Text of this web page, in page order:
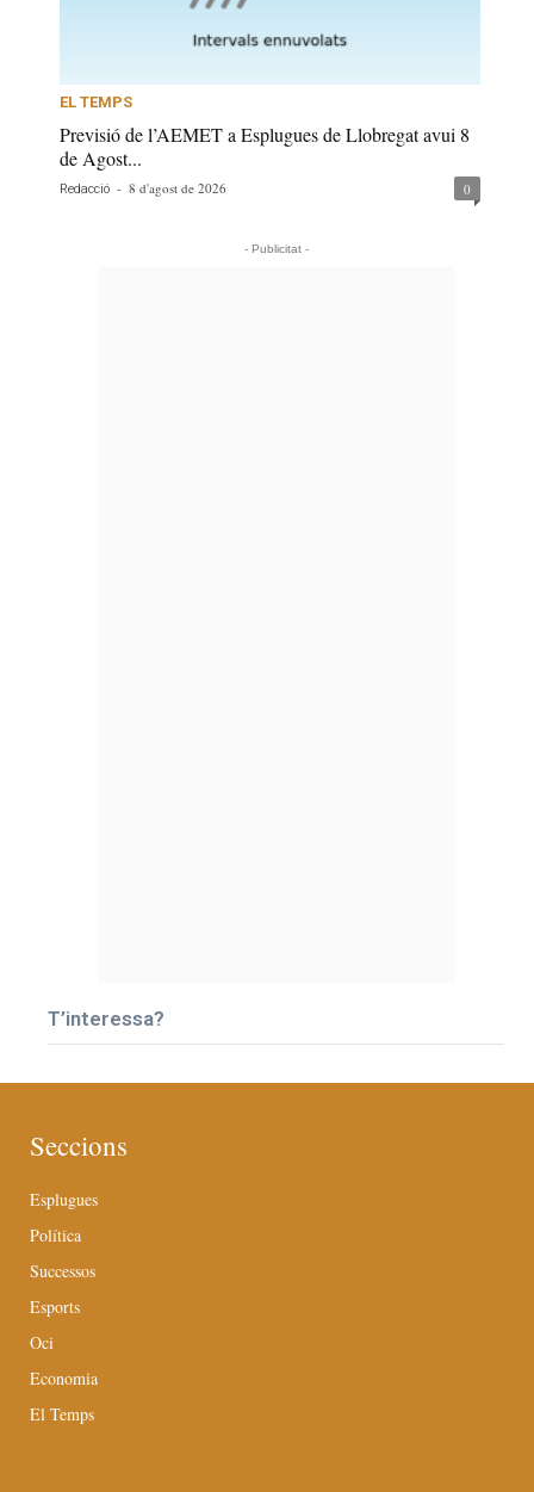
EL TEMPS
Previsió de l’AEMET a Esplugues de Llobregat avui 8
de Agost...
Redacció - 8 d'agost de 2026 0
- Publicitat -
T’interessa?
Seccions
Esplugues
Política
Successos
Esports
Oci
Economia
El Temps